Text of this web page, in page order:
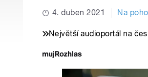
4. duben 2021 Na
Největší audioportál na